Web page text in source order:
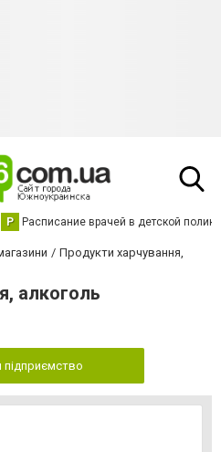
Р Расписание врачей в детской
Продукти харчування,
алкоголь